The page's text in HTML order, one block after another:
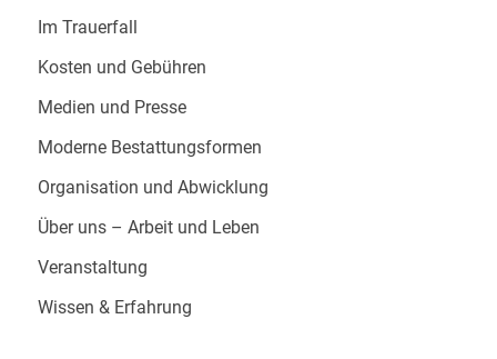
Im Trauerfall
Kosten und Gebühren
Medien und Presse
Moderne Bestattungsformen
Organisation und Abwicklung
Über uns – Arbeit und Leben
Veranstaltung
Wissen & Erfahrung